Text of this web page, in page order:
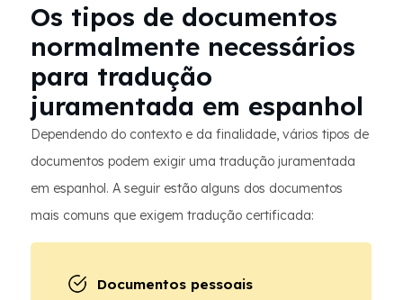
Os tipos de documentos
normalmente necessários
para tradução
juramentada em espanhol
Dependendo do contexto e da finalidade, vários tipos de
documentos podem exigir uma tradução juramentada
em espanhol. A seguir estão alguns dos documentos
mais comuns que exigem tradução certificada:
Documentos pessoais